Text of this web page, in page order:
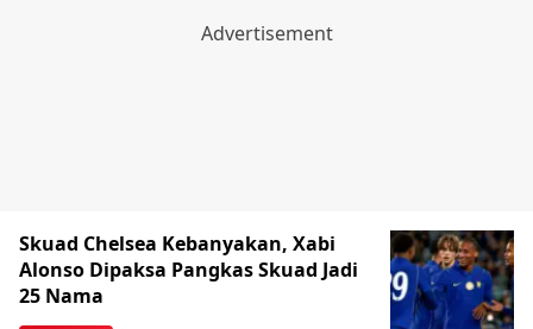
Skuad Chelsea Kebanyakan, Xabi
Alonso Dipaksa Pangkas Skuad Jadi
25 Nama